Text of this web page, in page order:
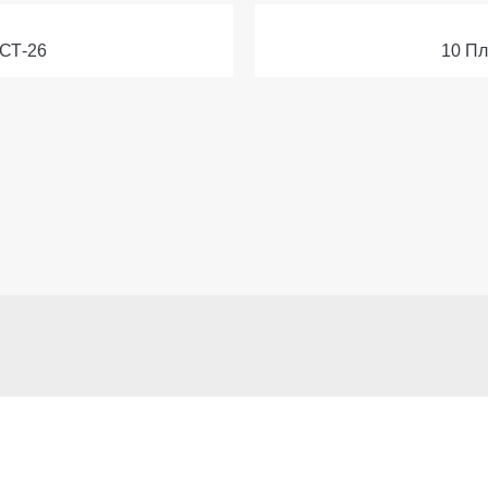
26 10